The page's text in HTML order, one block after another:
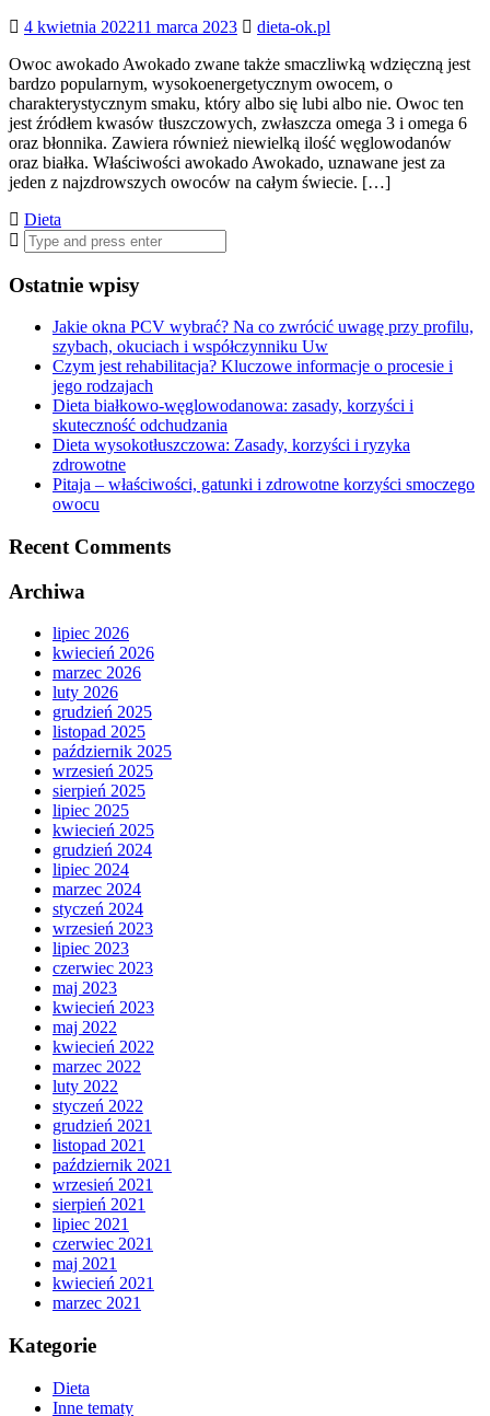
4 kwietnia 202211 marca 2023
dieta-ok.pl
Owoc awokado Awokado zwane także smaczliwką wdzięczną jest
bardzo popularnym, wysokoenergetycznym owocem, o
charakterystycznym smaku, który albo się lubi albo nie. Owoc ten
jest źródłem kwasów tłuszczowych, zwłaszcza omega 3 i omega 6
oraz błonnika. Zawiera również niewielką ilość węglowodanów
oraz białka. Właściwości awokado Awokado, uznawane jest za
jeden z najzdrowszych owoców na całym świecie. […]
Dieta
Search
for:
Ostatnie wpisy
Jakie okna PCV wybrać? Na co zwrócić uwagę przy profilu,
szybach, okuciach i współczynniku Uw
Czym jest rehabilitacja? Kluczowe informacje o procesie i
jego rodzajach
Dieta białkowo-węglowodanowa: zasady, korzyści i
skuteczność odchudzania
Dieta wysokotłuszczowa: Zasady, korzyści i ryzyka
zdrowotne
Pitaja – właściwości, gatunki i zdrowotne korzyści smoczego
owocu
Recent Comments
Archiwa
lipiec 2026
kwiecień 2026
marzec 2026
luty 2026
grudzień 2025
listopad 2025
październik 2025
wrzesień 2025
sierpień 2025
lipiec 2025
kwiecień 2025
grudzień 2024
lipiec 2024
marzec 2024
styczeń 2024
wrzesień 2023
lipiec 2023
czerwiec 2023
maj 2023
kwiecień 2023
maj 2022
kwiecień 2022
marzec 2022
luty 2022
styczeń 2022
grudzień 2021
listopad 2021
październik 2021
wrzesień 2021
sierpień 2021
lipiec 2021
czerwiec 2021
maj 2021
kwiecień 2021
marzec 2021
Kategorie
Dieta
Inne tematy